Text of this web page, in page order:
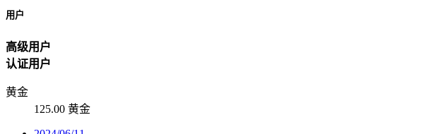
用户
高级用户
认证用户
黄金
125.00 黄金